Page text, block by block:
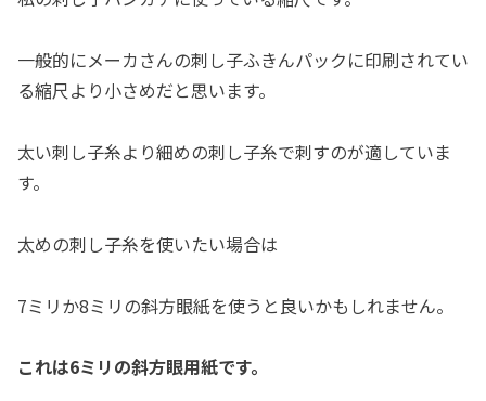
一般的にメーカさんの刺し子ふきんパックに印刷されてい
る縮尺より小さめだと思います。
太い刺し子糸より細めの刺し子糸で刺すのが適していま
す。
太めの刺し子糸を使いたい場合は
7ミリか8ミリの斜方眼紙を使うと良いかもしれません。
これは6ミリの斜方眼用紙です。